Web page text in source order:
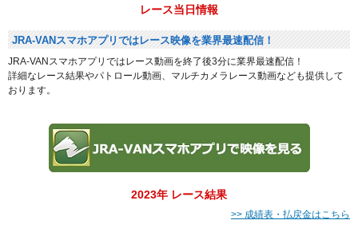
レース当日情報
JRA-VANスマホアプリではレース映像を業界最速配信！
JRA-VANスマホアプリではレース動画を終了後3分に業界最速配信！
詳細なレース結果やパトロール動画、マルチカメラレース動画なども提供して
おります。
2023年 レース結果
>> 成績表・払戻金はこちら